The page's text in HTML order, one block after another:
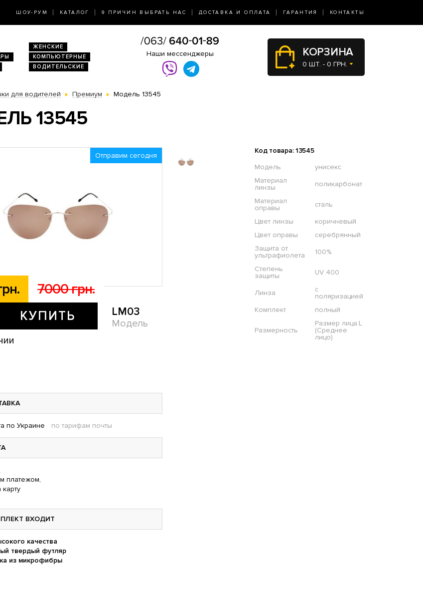
ШОУ-РУМ КАТАЛОГ 9 ПРИЧИН ВЫБРАТЬ НАС ДОСТАВКА И ОПЛАТА ГАРАНТИЯ КОНТАКТЫ
ЖЕНСКИЕ
КОМПЬЮТЕРНЫЕ
ВОДИТЕЛЬСКИЕ
Наши мессенджеры КОРЗИНА
0 ШТ. - 0 ГРН.
для водителей Премиум Модель 13545
13545
Отправим сегодня
7000 грн.
КУПИТЬ LM03
Модель
Код товара: 13545
Модель
унисекс
Материал
линзы
поликарбонат
Материал
оправы
сталь
Цвет линзы
коричневый
Цвет оправы
серебрянный
Защита от
ультрафиолета
100%
Степень
защиты
UV 400
Линза
с
поляризацией
Комплект
полный
Размерность
Размер лица:L
(Среднее
лицо)
по Украине по тарифам почты
платежом,
ВХОДИТ
качества
твердый футляр
из микрофибры